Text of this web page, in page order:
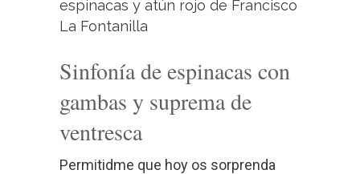
Sinfonía de espinacas con
gambas y suprema de
ventresca
Permitidme que hoy os sorprenda